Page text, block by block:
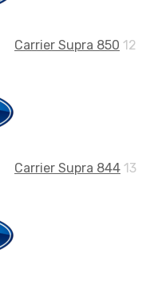
Carrier Supra 850 12
Carrier Supra 844 13